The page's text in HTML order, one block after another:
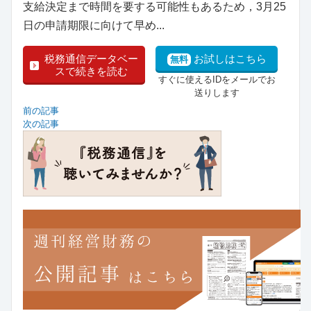
支給決定まで時間を要する可能性もあるため，3月25
日の申請期限に向けて早め...
税務通信データベー
スで続きを読む
無料 お試しはこちら
すぐに使えるIDをメールでお
送りします
前の記事
次の記事